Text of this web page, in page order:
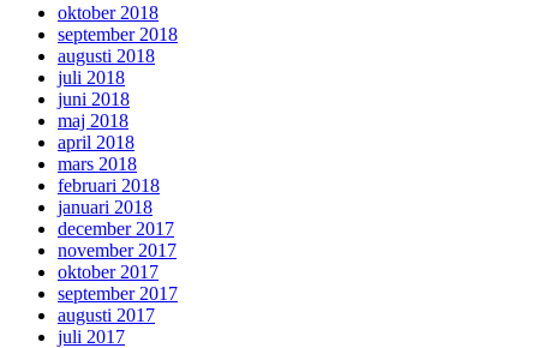
oktober 2018
september 2018
augusti 2018
juli 2018
juni 2018
maj 2018
april 2018
mars 2018
februari 2018
januari 2018
december 2017
november 2017
oktober 2017
september 2017
augusti 2017
juli 2017